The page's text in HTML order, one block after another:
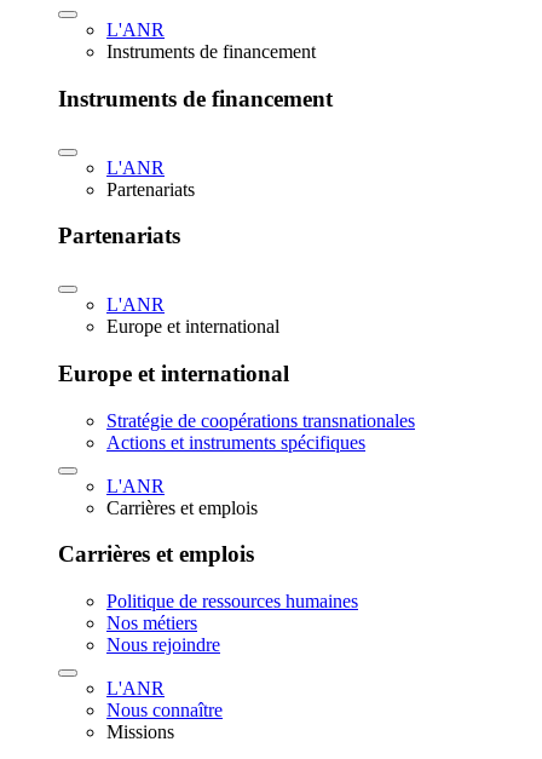
L'ANR
Instruments de financement
Instruments de financement
L'ANR
Partenariats
Partenariats
L'ANR
Europe et international
Europe et international
Stratégie de coopérations transnationales
Actions et instruments spécifiques
L'ANR
Carrières et emplois
Carrières et emplois
Politique de ressources humaines
Nos métiers
Nous rejoindre
L'ANR
Nous connaître
Missions